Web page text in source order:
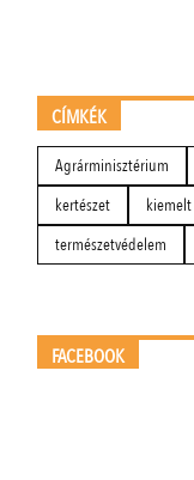
CÍMKÉK
Agrárminisztérium
kertészet
kiemelt
természetvédelem
FACEBOOK